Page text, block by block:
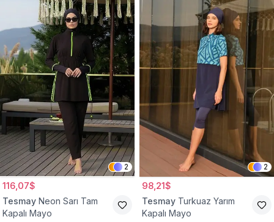
2
116,07$
Tesmay Neon Sarı Tam
Kapalı Mayo
2
98,21$
Tesmay Turkuaz Yarım
Kapalı Mayo